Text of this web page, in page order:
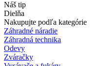
Náš tip
Dielňa
Nakupujte podľa kategórie
Záhradné náradie
Záhradná technika
Odevy
Zváračky